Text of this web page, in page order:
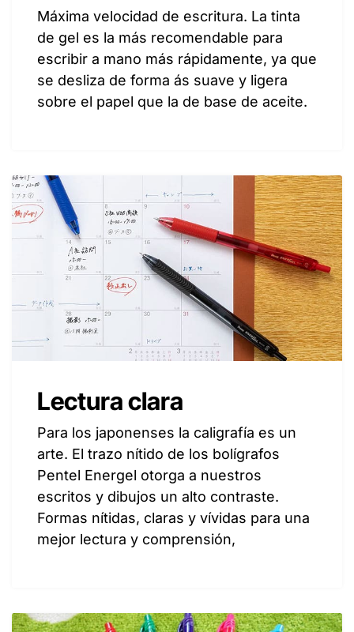
Máxima velocidad de escritura. La tinta
de gel es la más recomendable para
escribir a mano más rápidamente, ya que
se desliza de forma ás suave y ligera
sobre el papel que la de base de aceite.
Lectura clara
Para los japonenses la caligrafía es un
arte. El trazo nítido de los bolígrafos
Pentel Energel otorga a nuestros
escritos y dibujos un alto contraste.
Formas nítidas, claras y vívidas para una
mejor lectura y comprensión,